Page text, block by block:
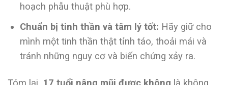
hoạch phẫu thuật phù hợp.
Chuẩn bị tinh thần và tâm lý tốt: Hãy giữ cho
mình một tinh thần thật tỉnh táo, thoải mái và
tránh những nguy cơ và biến chứng xảy ra.
Tóm lại, 17 tuổi nâng mũi được không là không